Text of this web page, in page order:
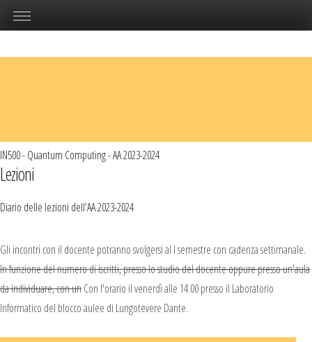
IN500 - Quantum Computing - AA 2023-2024
Lezioni
Diario delle lezioni dell'AA 2023-2024
Gli incontri con il docente potranno svolgersi al I semestre con cadenza settimanale.
In funzione del numero di iscritti, presso lo studio del docente oppure presso un'aula
da individuare, con unCon l'orario il venerdì alle 14.00 presso il Laboratorio
Informatico del blocco aulee di Lungotevere Dante.